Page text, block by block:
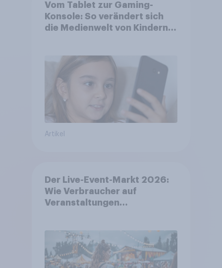
Vom Tablet zur Gaming-
Konsole: So verändert sich
die Medienwelt von Kindern
Artikel
Der Live-Event-Markt 2026:
Wie Verbraucher auf
Veranstaltungen